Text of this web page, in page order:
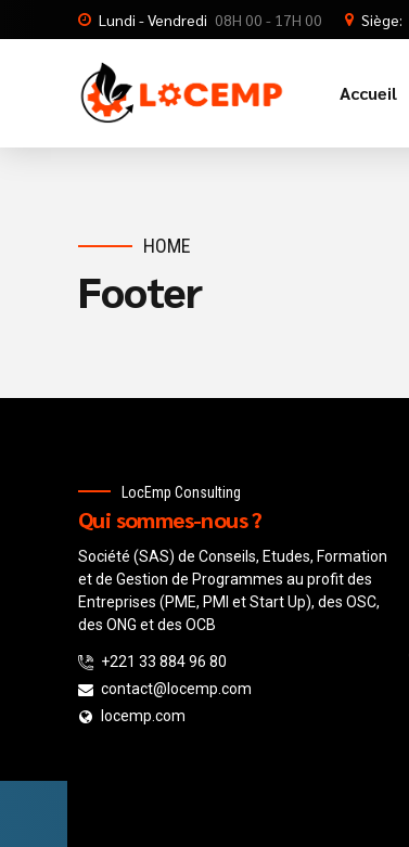
Lundi - Vendredi 08H 00 - 17H 00 Siège:
Accueil
HOME
Footer
LocEmp Consulting
Qui sommes-nous ?
Société (SAS) de Conseils, Etudes, Formation
et de Gestion de Programmes au profit des
Entreprises (PME, PMI et Start Up), des OSC,
des ONG et des OCB
+221 33 884 96 80
contact@locemp.com
locemp.com